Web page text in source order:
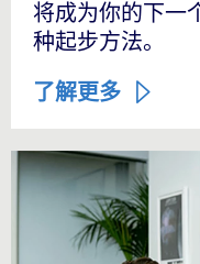
将成为你的下一
种起步方法。
了解更多